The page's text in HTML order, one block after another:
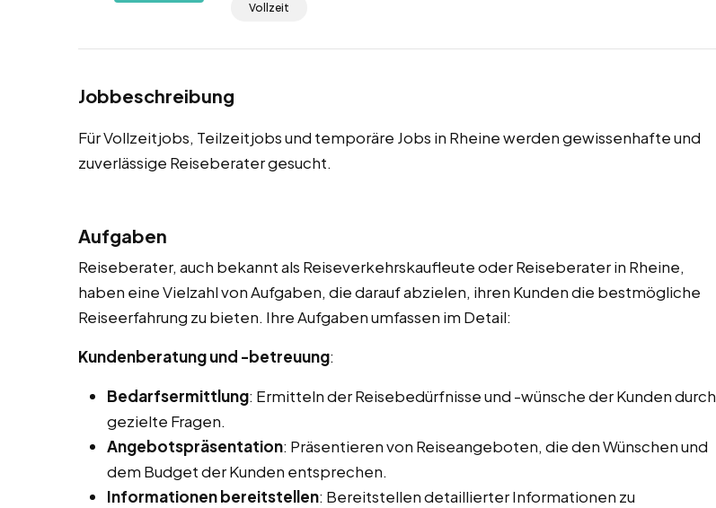
Vollzeit
Jobbeschreibung
Für Vollzeitjobs, Teilzeitjobs und temporäre Jobs in Rheine werden gewissenhafte und
zuverlässige Reiseberater gesucht.
Aufgaben
Reiseberater, auch bekannt als Reiseverkehrskaufleute oder Reiseberater in Rheine,
haben eine Vielzahl von Aufgaben, die darauf abzielen, ihren Kunden die bestmögliche
Reiseerfahrung zu bieten. Ihre Aufgaben umfassen im Detail:
Kundenberatung und -betreuung:
Bedarfsermittlung: Ermitteln der Reisebedürfnisse und -wünsche der Kunden durch
gezielte Fragen.
Angebotspräsentation: Präsentieren von Reiseangeboten, die den Wünschen und
dem Budget der Kunden entsprechen.
Informationen bereitstellen: Bereitstellen detaillierter Informationen zu